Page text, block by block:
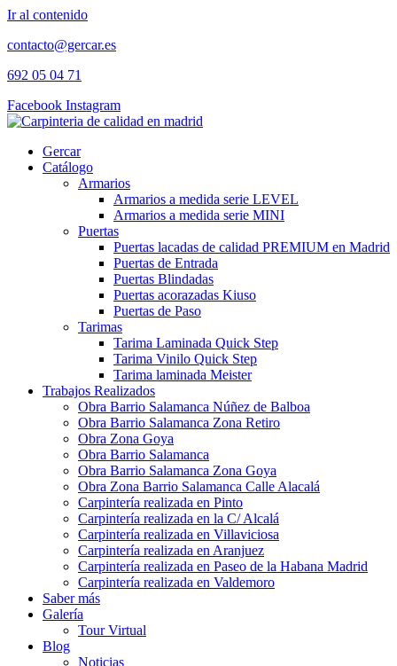
Ir al contenido
contacto@gercar.es
692 05 04 71
Facebook Instagram
Gercar
Catálogo
Armarios
Armarios a medida serie LEVEL
Armarios a medida serie MINI
Puertas
Puertas lacadas de calidad PREMIUM en Madrid
Puertas de Entrada
Puertas Blindadas
Puertas acorazadas Kiuso
Puertas de Paso
Tarimas
Tarima Laminada Quick Step
Tarima Vinilo Quick Step
Tarima laminada Meister
Trabajos Realizados
Obra Barrio Salamanca Núñez de Balboa
Obra Barrio Salamanca Zona Retiro
Obra Zona Goya
Obra Barrio Salamanca
Obra Barrio Salamanca Zona Goya
Obra Zona Barrio Salamanca Calle Alacalá
Carpintería realizada en Pinto
Carpintería realizada en la C/ Alcalá
Carpintería realizada en Villaviciosa
Carpintería realizada en Aranjuez
Carpintería realizada en Paseo de la Habana Madrid
Carpintería realizada en Valdemoro
Saber más
Galería
Tour Virtual
Blog
Noticias